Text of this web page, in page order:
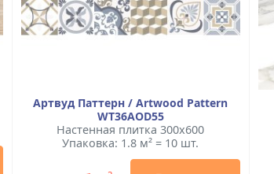
Артвуд Паттерн / Artwood Pattern
WT36AOD55
Настенная плитка 300x600
Упаковка: 1.8 м² = 10 шт.